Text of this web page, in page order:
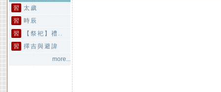
習
太歲
習
時辰
習
【祭祀】禮..
習
擇吉與避諱
more...